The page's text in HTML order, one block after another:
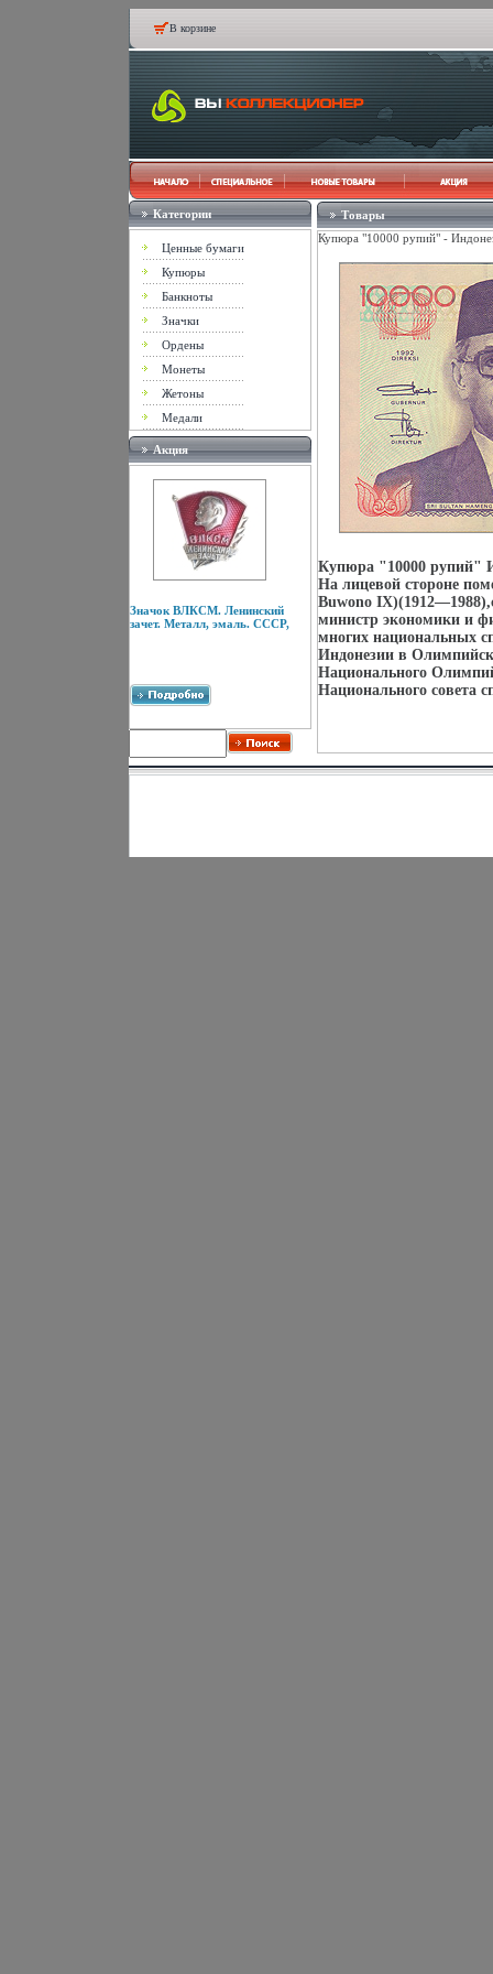
В корзине
Категории
Ценные бумаги
Купюры
Банкноты
Значки
Ордены
Монеты
Жетоны
Медали
Акция
Значок ВЛКСМ. Ленинский
зачет. Металл, эмаль. СССР,
Товары
Купюра "10000 рупий" -
Купюра "10000 рупий"
На лицевой стороне
Buwono
министр экономики и
многих национальных
Индонезии в
Национального
Национального совета